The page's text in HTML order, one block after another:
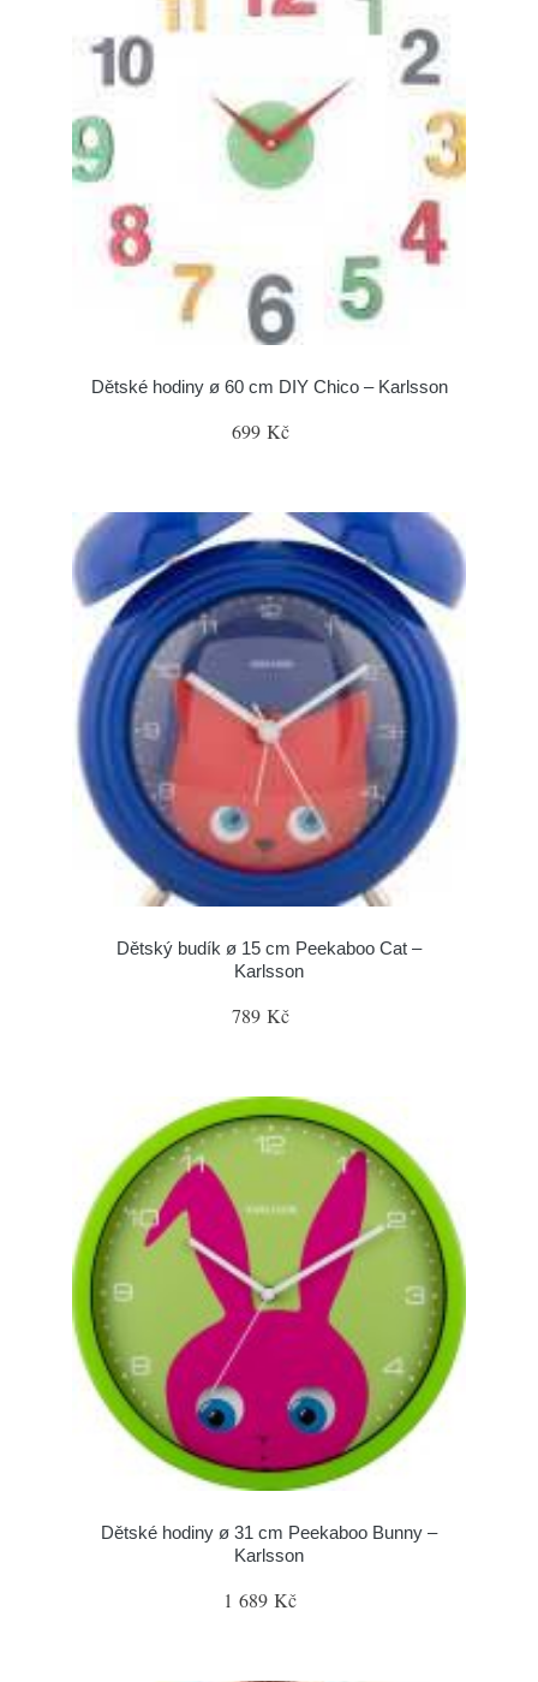
Dětské hodiny ø 60 cm DIY Chico – Karlsson
699 Kč
Dětský budík ø 15 cm Peekaboo Cat –
Karlsson
789 Kč
Dětské hodiny ø 31 cm Peekaboo Bunny –
Karlsson
1 689 Kč